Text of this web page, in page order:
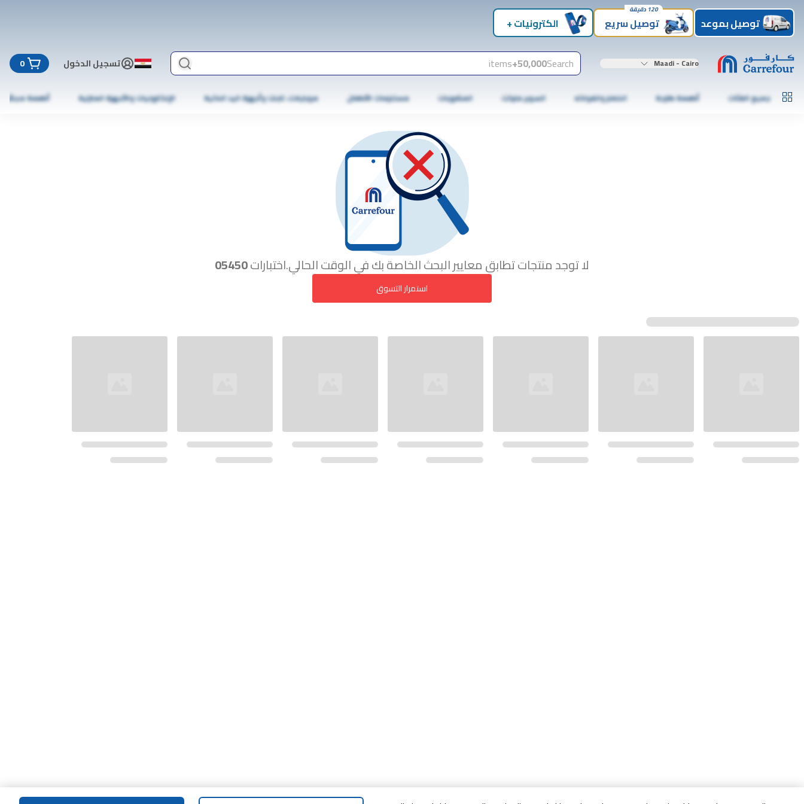
توصيل بموعد توصيل سريع
120 دقيقة
الكترونيات +
Maadi - Cairo
Search
50,000+
items تسجيل الدخول 0
جميع الفئات أطعمة طازجة الخضار والفواكه السوبر ماركت المشروبات مستلزمات الأطفال موبايلات، تابلت وأجهزة اليد الذكية الإلكترونيات والأجهزة المنزلية أطعمة مجمّدة
لا توجد منتجات تطابق معايير البحث الخاصة بك في الوقت الحالي.اختبارات05450
استمرار التسوق